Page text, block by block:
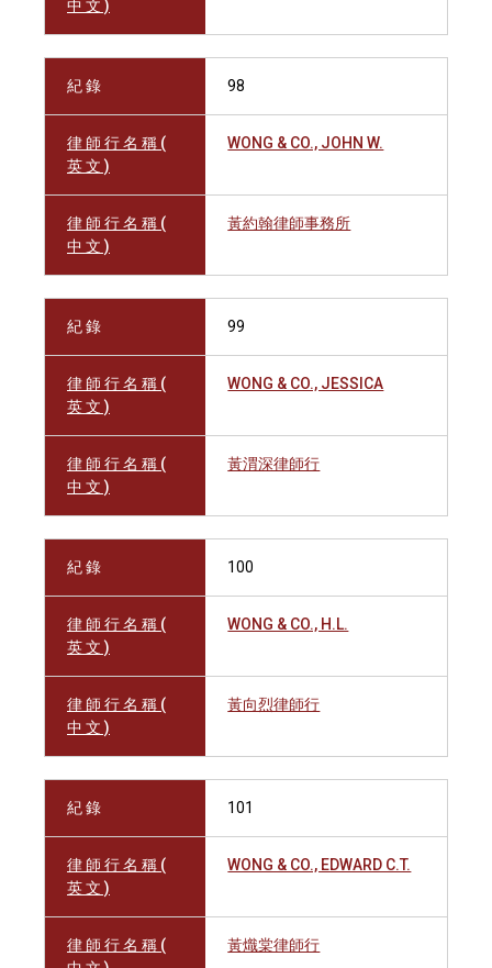
中 文 )
紀 錄 98
律 師 行 名 稱 (
英 文 )
WONG & CO., JOHN W.
律 師 行 名 稱 (
中 文 )
黃約翰律師事務所
紀 錄 99
律 師 行 名 稱 (
英 文 )
WONG & CO., JESSICA
律 師 行 名 稱 (
中 文 )
黃渭深律師行
紀 錄 100
律 師 行 名 稱 (
英 文 )
WONG & CO., H.L.
律 師 行 名 稱 (
中 文 )
黃向烈律師行
紀 錄 101
律 師 行 名 稱 (
英 文 )
WONG & CO., EDWARD C.T.
律 師 行 名 稱 (
黃熾棠律師行